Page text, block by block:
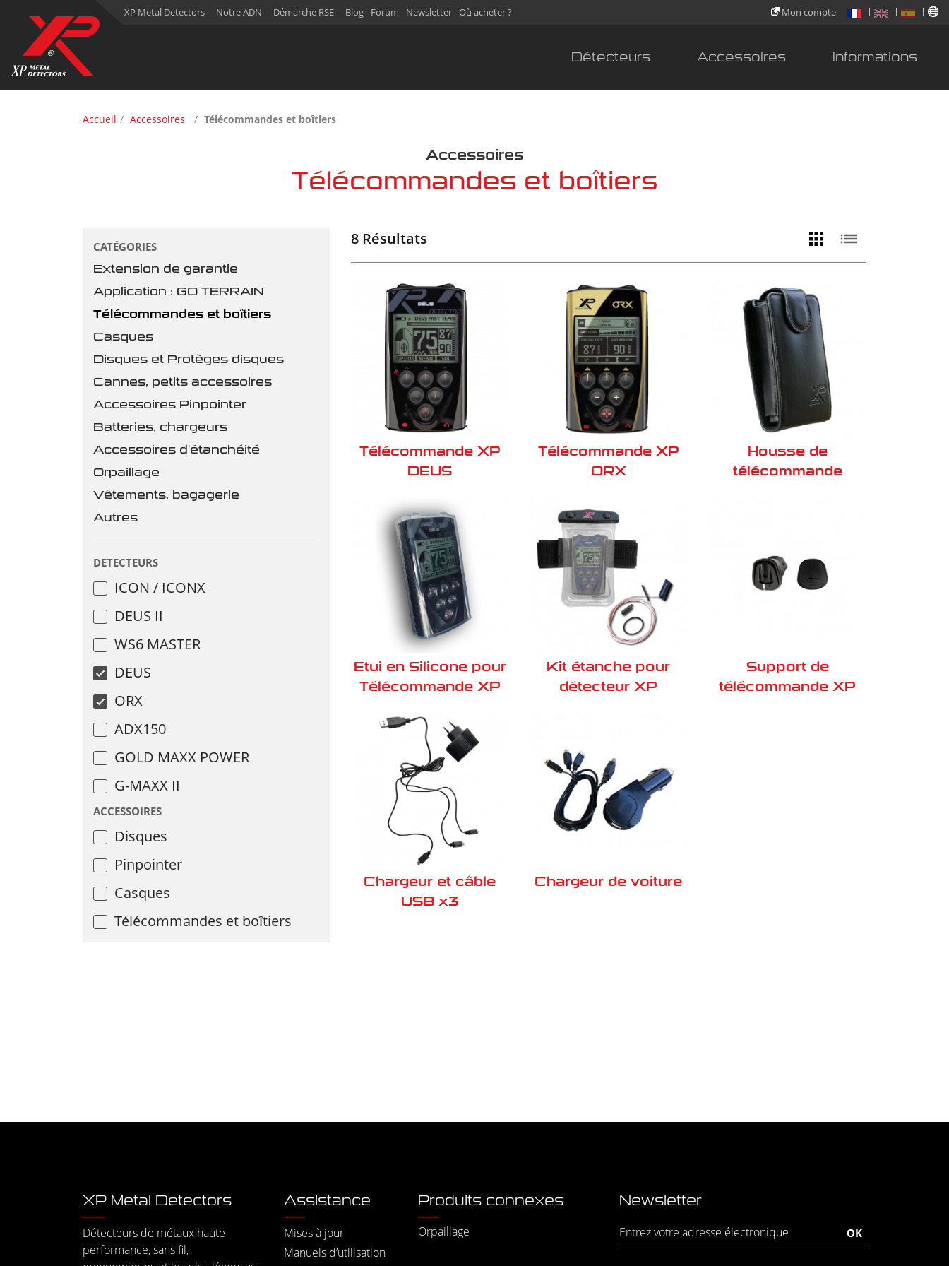
XP Metal Detectors Notre ADN Démarche RSE Blog Forum Newsletter Où acheter ? Mon compte
Détecteurs Accessoires Informations
Accueil Accessoires Télécommandes et boîtiers
Accessoires
Télécommandes et boîtiers
CATÉGORIES
Extension de garantie
Application : GO TERRAIN
Télécommandes et boîtiers
Casques
Disques et Protèges disques
Cannes, petits accessoires
Accessoires Pinpointer
Batteries, chargeurs
Accessoires d'étanchéité
Orpaillage
Vêtements, bagagerie
Autres
DETECTEURS
ICON / ICONX
DEUS II
WS6 MASTER
DEUS
ORX
ADX150
GOLD MAXX POWER
G-MAXX II
ACCESSOIRES
Disques
Pinpointer
Casques
Télécommandes et boîtiers
8 Résultats
Télécommande XP
DEUS
Télécommande XP
ORX
Housse de
télécommande
Etui en Silicone pour
Télécommande XP
Kit étanche pour
détecteur XP
Support de
télécommande XP
Chargeur et câble
USB x3
Chargeur de voiture
XP Metal Detectors
Détecteurs de métaux haute
performance, sans fil,
Assistance
Mises à jour
Manuels d’utilisation
Produits connexes
Orpaillage
Newsletter